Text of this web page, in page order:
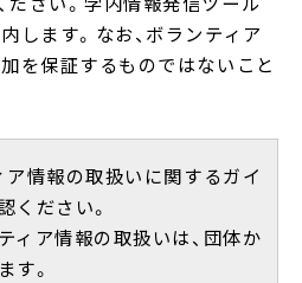
します。なお、ボランティア
を保証するものではないこと
ア情報の取扱いに関するガイ
ください。
ィア情報の取扱いは、団体か
す。